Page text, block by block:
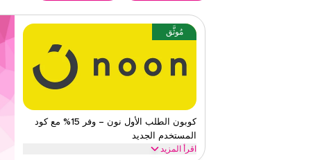
مُوثَّق
كوبون الطلب الأول نون – وفر 15% مع كود
المستخدم الجديد
اقرأ المزيد